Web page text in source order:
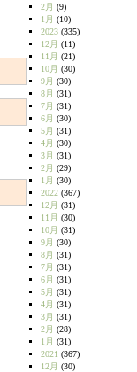
2月 (9)
1月 (10)
2023 (335)
12月 (11)
11月 (21)
10月 (30)
9月 (30)
8月 (31)
7月 (31)
6月 (30)
5月 (31)
4月 (30)
3月 (31)
2月 (29)
1月 (30)
2022 (367)
12月 (31)
11月 (30)
10月 (31)
9月 (30)
8月 (31)
7月 (31)
6月 (31)
5月 (31)
4月 (31)
3月 (31)
2月 (28)
1月 (31)
2021 (367)
12月 (30)